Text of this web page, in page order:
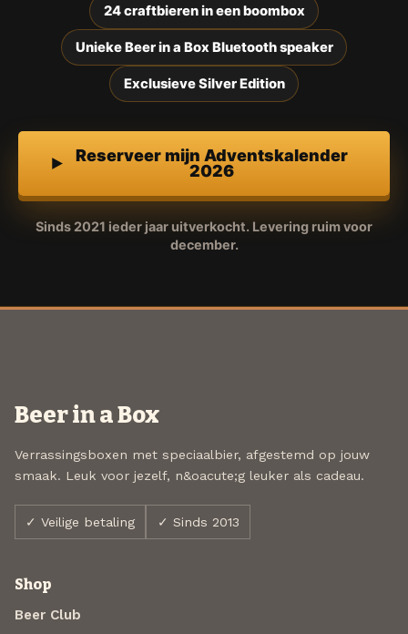
24 craftbieren in een boombox
Unieke Beer in a Box Bluetooth speaker
Exclusieve Silver Edition
Reserveer mijn Adventskalender
2026
Sinds 2021 ieder jaar uitverkocht. Levering ruim voor
december.
Beer in a Box
Verrassingsboxen met speciaalbier, afgestemd op jouw
smaak. Leuk voor jezelf, n&oacute;g leuker als cadeau.
✓ Veilige betaling ✓ Sinds 2013
Shop
Beer Club